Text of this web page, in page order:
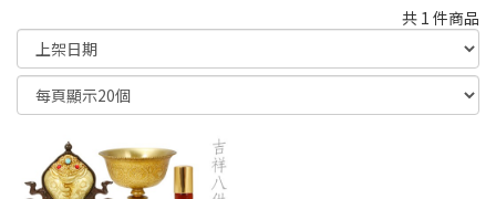
共 1 件商品
顯示篩選條件